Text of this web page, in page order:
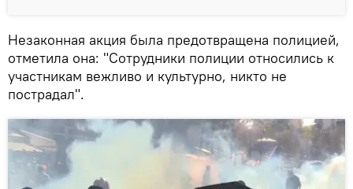
Незаконная акция была предотвращена полицией,
отметила она: "Сотрудники полиции относились к
участникам вежливо и культурно, никто не
пострадал".